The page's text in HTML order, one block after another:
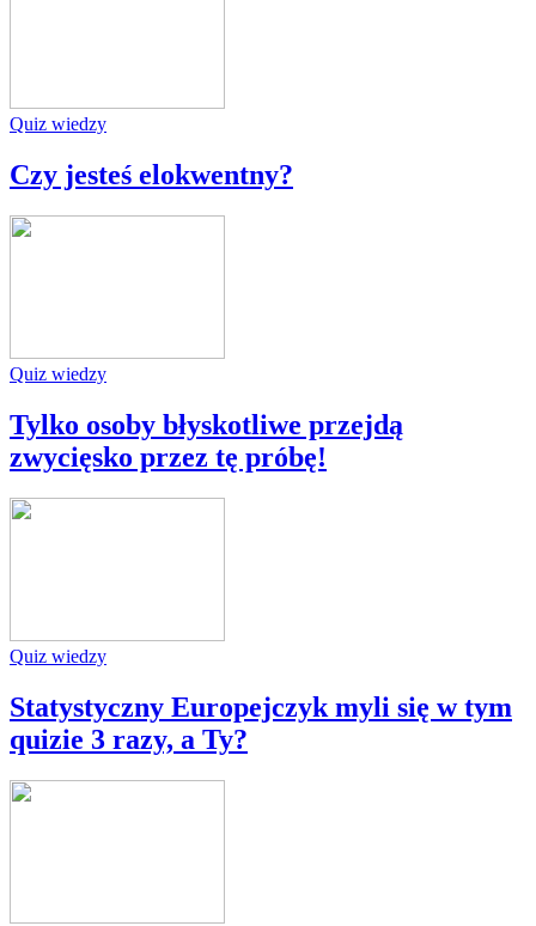
Quiz wiedzy
Czy jesteś elokwentny?
Quiz wiedzy
Tylko osoby błyskotliwe przejdą
zwycięsko przez tę próbę!
Quiz wiedzy
Statystyczny Europejczyk myli się w tym
quizie 3 razy, a Ty?